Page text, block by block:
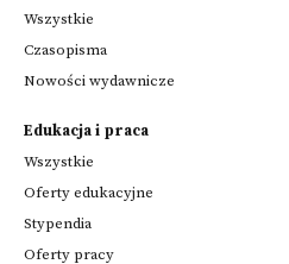
Wszystkie
Czasopisma
Nowości wydawnicze
Edukacja i praca
Wszystkie
Oferty edukacyjne
Stypendia
Oferty pracy